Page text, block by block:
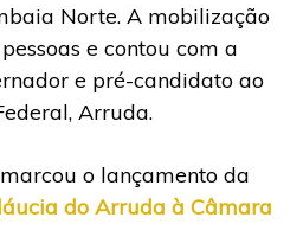
Norte. A mobilização
e contou com a
e pré-candidato ao
Arruda.
o lançamento da
do Arruda à Câmara